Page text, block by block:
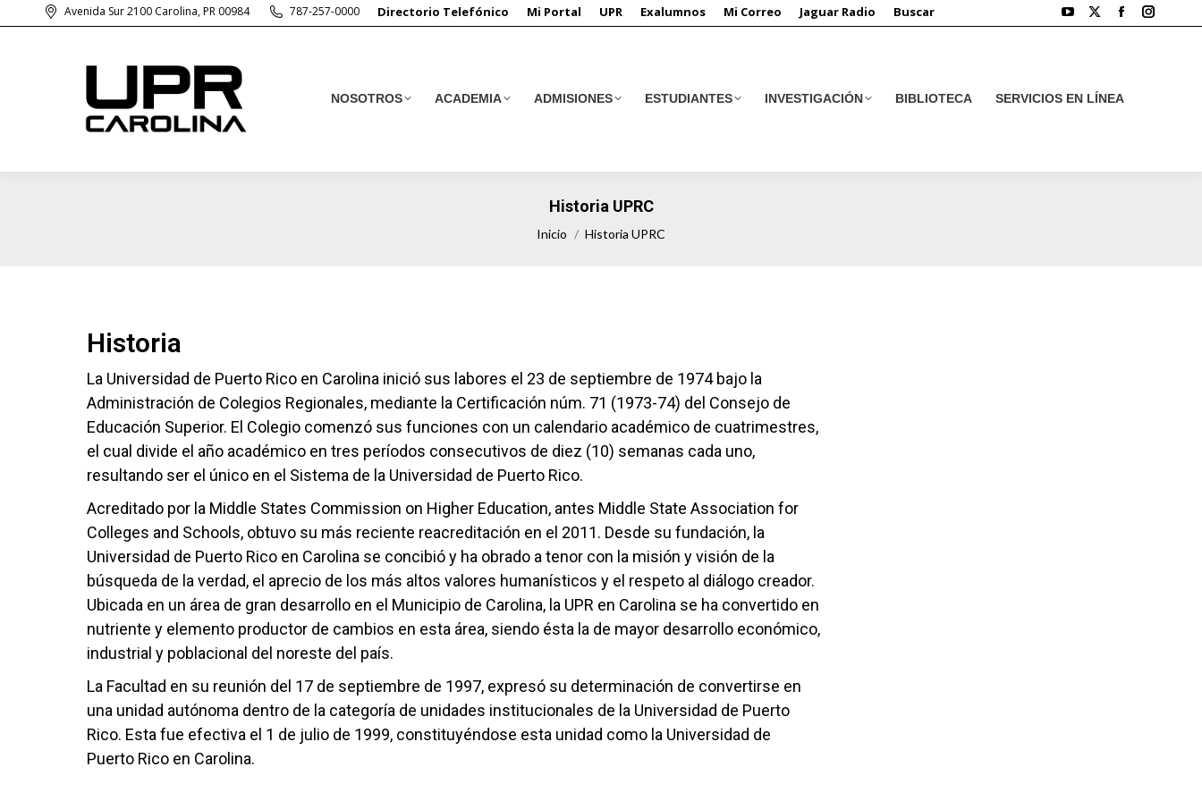
Avenida Sur 2100 Carolina, PR 00984 787-257-0000 Directorio Telefónico Mi Portal UPR Exalumnos Mi Correo Jaguar Radio Buscar
NOSOTROS ACADEMIA ADMISIONES ESTUDIANTES INVESTIGACIÓN BIBLIOTECA SERVICIOS EN LÍNEA
Historia UPRC
Estás aquí:
Inicio Historia UPRC
Historia
La Universidad de Puerto Rico en Carolina inició sus labores el 23 de septiembre de 1974 bajo la
Administración de Colegios Regionales, mediante la Certificación núm. 71 (1973-74) del Consejo de
Educación Superior. El Colegio comenzó sus funciones con un calendario académico de cuatrimestres,
el cual divide el año académico en tres períodos consecutivos de diez (10) semanas cada uno,
resultando ser el único en el Sistema de la Universidad de Puerto Rico.
Acreditado por la Middle States Commission on Higher Education, antes Middle State Association for
Colleges and Schools, obtuvo su más reciente reacreditación en el 2011. Desde su fundación, la
Universidad de Puerto Rico en Carolina se concibió y ha obrado a tenor con la misión y visión de la
búsqueda de la verdad, el aprecio de los más altos valores humanísticos y el respeto al diálogo creador.
Ubicada en un área de gran desarrollo en el Municipio de Carolina, la UPR en Carolina se ha convertido en
nutriente y elemento productor de cambios en esta área, siendo ésta la de mayor desarrollo económico,
industrial y poblacional del noreste del país.
La Facultad en su reunión del 17 de septiembre de 1997, expresó su determinación de convertirse en
una unidad autónoma dentro de la categoría de unidades institucionales de la Universidad de Puerto
Rico. Esta fue efectiva el 1 de julio de 1999, constituyéndose esta unidad como la Universidad de
Puerto Rico en Carolina.
NOSOTROS ACADEMIA ADMISIONES ESTUDIANTES INVESTIGACIÓN BIBLIOTECA SERVICIOS EN LÍNEA